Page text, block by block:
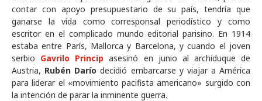
contar con apoyo presupuestario de su país, tendría que
ganarse la vida como corresponsal periodístico y como
escritor en el complicado mundo editorial parisino. En 1914
estaba entre París, Mallorca y Barcelona, y cuando el joven
serbio Gavrilo Princip asesinó en junio al archiduque de
Austria, Rubén Darío decidió embarcarse y viajar a América
para liderar el «movimiento pacifista americano» surgido con
la intención de parar la inminente guerra.